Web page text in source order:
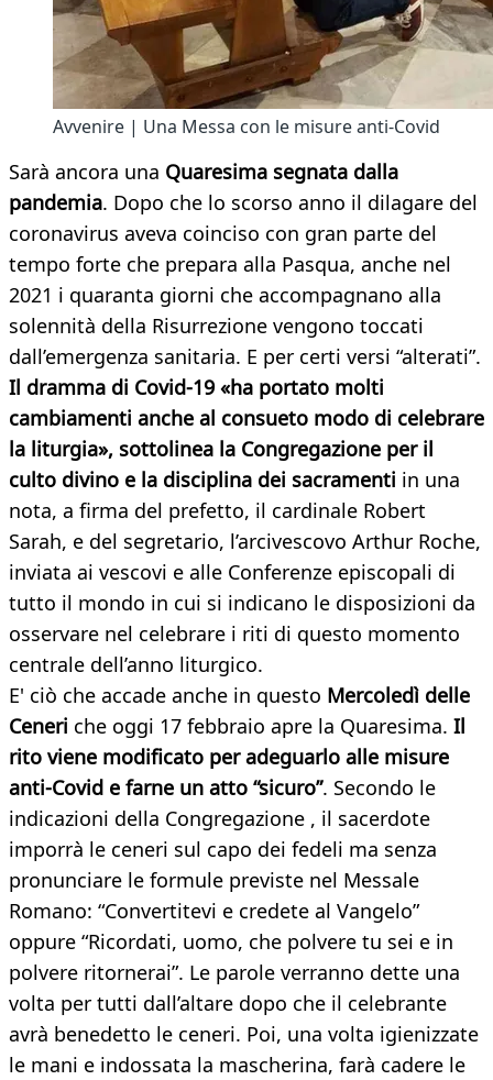
Avvenire | Una Messa con le misure anti-Covid
Sarà ancora una Quaresima segnata dalla
pandemia. Dopo che lo scorso anno il dilagare del
coronavirus aveva coinciso con gran parte del
tempo forte che prepara alla Pasqua, anche nel
2021 i quaranta giorni che accompagnano alla
solennità della Risurrezione vengono toccati
dall’emergenza sanitaria. E per certi versi “alterati”.
Il dramma di Covid-19 «ha portato molti
cambiamenti anche al consueto modo di celebrare
la liturgia», sottolinea la Congregazione per il
culto divino e la disciplina dei sacramenti in una
nota, a firma del prefetto, il cardinale Robert
Sarah, e del segretario, l’arcivescovo Arthur Roche,
inviata ai vescovi e alle Conferenze episcopali di
tutto il mondo in cui si indicano le disposizioni da
osservare nel celebrare i riti di questo momento
centrale dell’anno liturgico.
E' ciò che accade anche in questo Mercoledì delle
Ceneri che oggi 17 febbraio apre la Quaresima. Il
rito viene modificato per adeguarlo alle misure
anti-Covid e farne un atto “sicuro”. Secondo le
indicazioni della Congregazione , il sacerdote
imporrà le ceneri sul capo dei fedeli ma senza
pronunciare le formule previste nel Messale
Romano: “Convertitevi e credete al Vangelo”
oppure “Ricordati, uomo, che polvere tu sei e in
polvere ritornerai”. Le parole verranno dette una
volta per tutti dall’altare dopo che il celebrante
avrà benedetto le ceneri. Poi, una volta igienizzate
le mani e indossata la mascherina, farà cadere le